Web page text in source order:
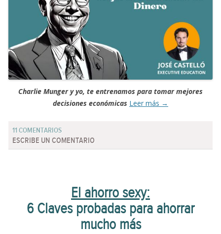
Charlie Munger y yo, te entrenamos para tomar mejores
decisiones económicas Leer más →
11 COMENTARIOS
ESCRIBE UN COMENTARIO
El ahorro sexy:
6 Claves probadas para ahorrar
mucho más